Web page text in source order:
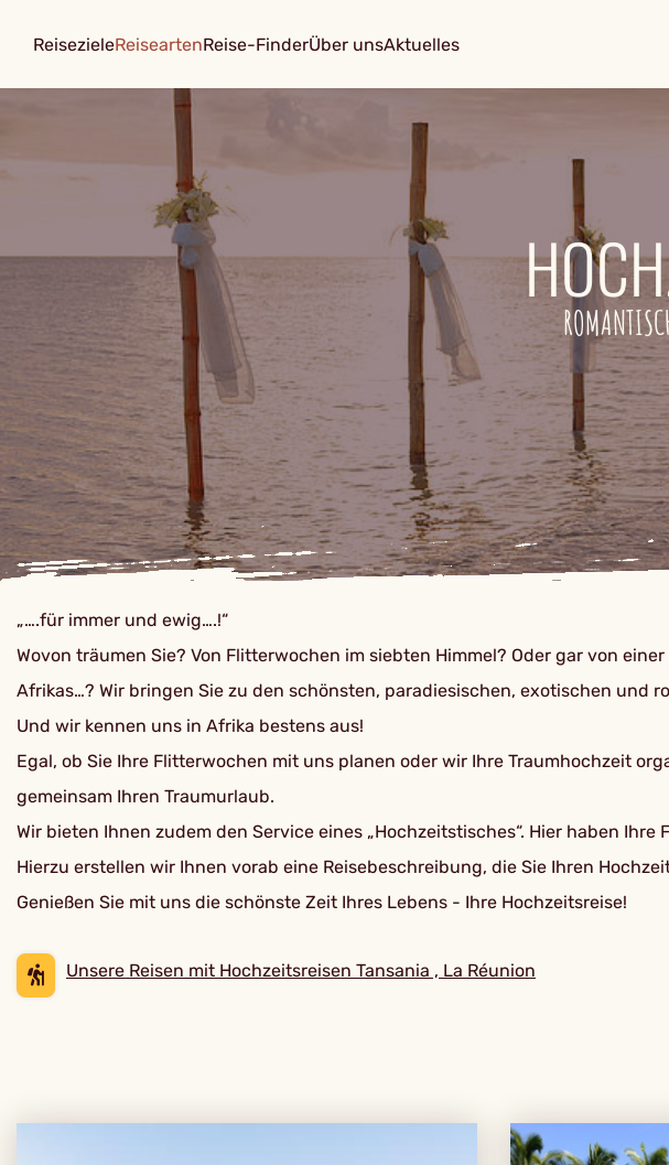
ReisezieleReiseartenReise-FinderÜber unsAktuelles
„….für immer und ewig….!“
Wovon träumen Sie? Von Flitterwochen im siebten Himmel? Oder gar von einer
Afrikas…? Wir bringen Sie zu den schönsten, paradiesischen, exotischen und
Und wir kennen uns in Afrika bestens aus!
Egal, ob Sie Ihre Flitterwochen mit uns planen oder wir Ihre Traumhochzeit
gemeinsam Ihren Traumurlaub.
Wir bieten Ihnen zudem den Service eines „Hochzeitstisches“. Hier haben
Hierzu erstellen wir Ihnen vorab eine Reisebeschreibung, die Sie Ihren
Genießen Sie mit uns die schönste Zeit Ihres Lebens - Ihre Hochzeitsreise!
Unsere Reisen mit Hochzeitsreisen Tansania , La Réunion